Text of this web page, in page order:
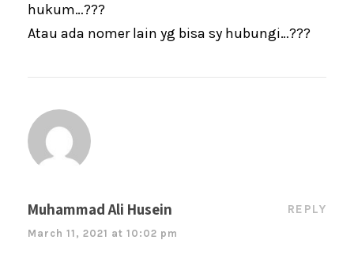
hukum…???
Atau ada nomer lain yg bisa sy hubungi…???
Muhammad Ali Husein
March 11, 2021 at 10:02 pm
REPLY